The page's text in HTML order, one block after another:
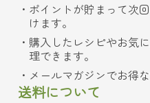
ポイントが貯まって次
けます。
購入したレシピやお気
理できます。
メールマガジンでお得
送料について